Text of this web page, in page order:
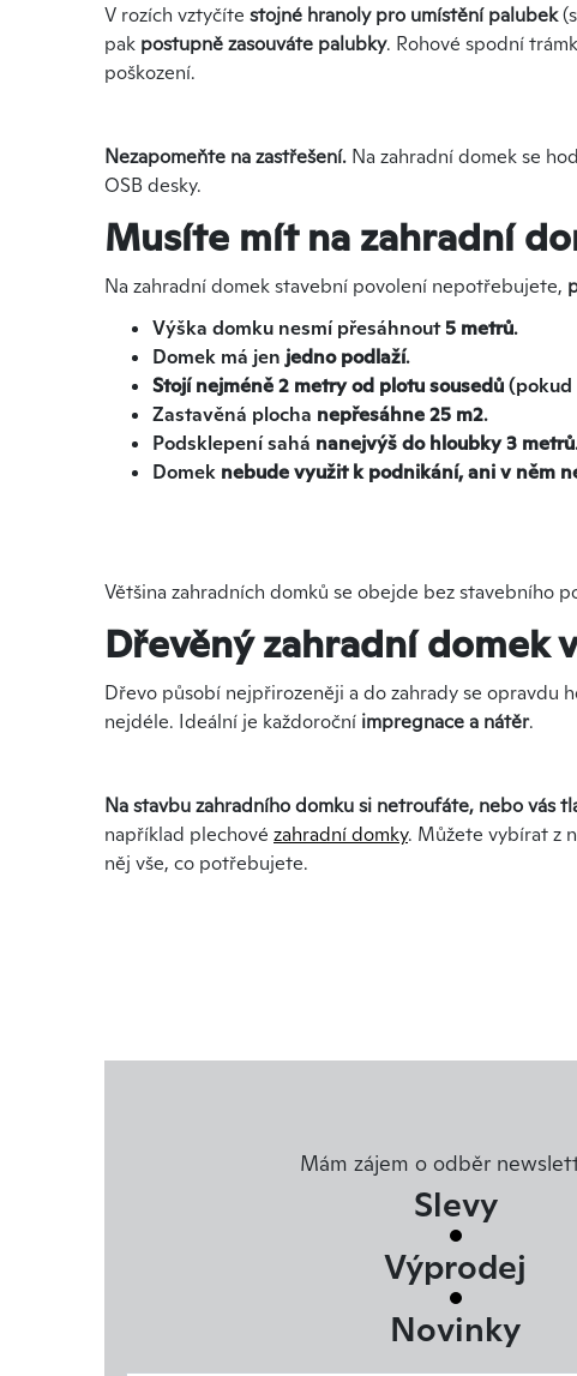
V rozích vztyčíte stojné hranoly pro umístění palubek
pak postupně zasouváte palubky. Rohové spodní
poškození.
Nezapomeňte na zastřešení. Na zahradní domek se
OSB desky.
Musíte mít na zahradní
Na zahradní domek stavební povolení nepotřebujete,
Výška domku nesmí přesáhnout5 metrů.
Domek má jenjedno podlaží.
Stojí nejméně 2 metry od plotu sousedů(pokud
Zastavěná plocha nepřesáhne 25 m2.
Podsklepení sahá nanejvýš do hloubky 3 metrů
Domek nebude využit k podnikání, ani v něm
Většina zahradních domků se obejde bez stavebního
Dřevěný zahradní domek
Dřevo působí nejpřirozeněji a do zahrady se opravdu
nejdéle. Ideální je každoroční impregnace a nátěr.
Na stavbu zahradního domku si netroufáte, nebo vás
například plechové zahradní domky. Můžete vybírat z
něj vše, co potřebujete.
Mám zájem o odběr
Slevy
Výprodej
Novinky